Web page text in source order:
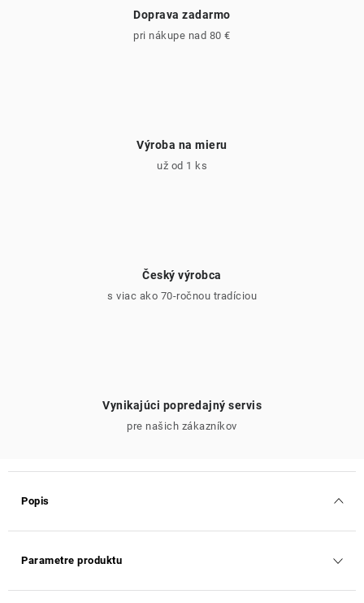
Doprava zadarmo
pri nákupe nad 80 €
Výroba na mieru
už od 1 ks
Český výrobca
s viac ako 70-ročnou tradíciou
Vynikajúci popredajný servis
pre našich zákazníkov
Popis
Parametre produktu